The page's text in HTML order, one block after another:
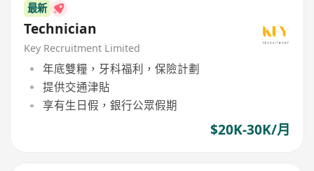
最新
Technician
Key Recruitment Limited
年底雙糧，牙科福利，保險計劃
提供交通津貼
享有生日假，銀行公眾假期
$20K-30K/月